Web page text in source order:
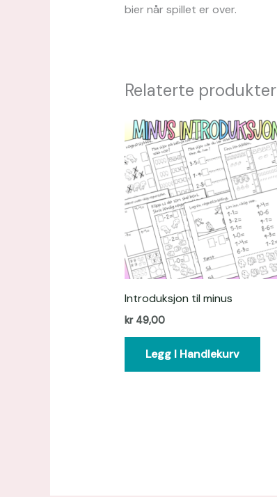
bier når spillet er over.
Relaterte produkter
Introduksjon til minus
kr49,00
Legg I Handlekurv